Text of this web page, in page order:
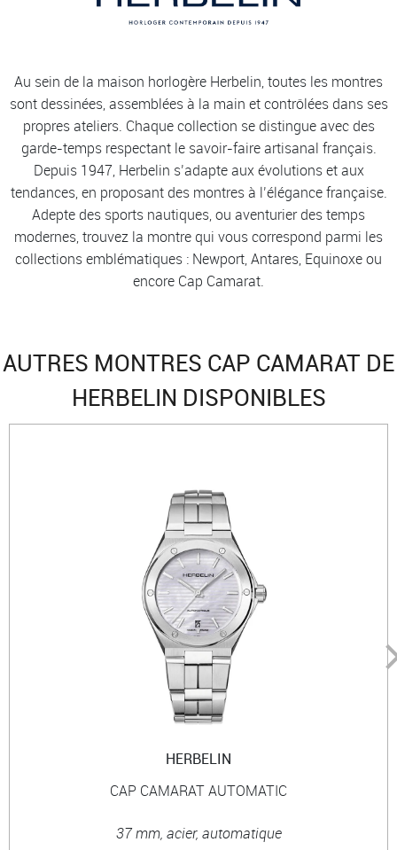
Au sein de la maison horlogère Herbelin, toutes les montres
sont dessinées, assemblées à la main et contrôlées dans ses
propres ateliers. Chaque collection se distingue avec des
garde-temps respectant le savoir-faire artisanal français.
Depuis 1947, Herbelin s’adapte aux évolutions et aux
tendances, en proposant des montres à l’élégance française.
Adepte des sports nautiques, ou aventurier des temps
modernes, trouvez la montre qui vous correspond parmi les
collections emblématiques : Newport, Antares, Equinoxe ou
encore Cap Camarat.
AUTRES MONTRES CAP CAMARAT DE
HERBELIN DISPONIBLES
HERBELIN
CAP CAMARAT AUTOMATIC
37 mm, acier, automatique